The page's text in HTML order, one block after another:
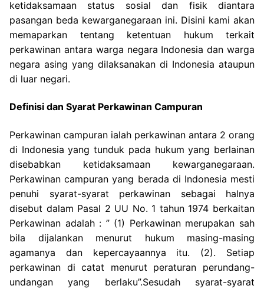
ketidaksamaan status sosial dan fisik diantara
pasangan beda kewarganegaraan ini. Disini kami akan
memaparkan tentang ketentuan hukum terkait
perkawinan antara warga negara Indonesia dan warga
negara asing yang dilaksanakan di Indonesia ataupun
di luar negari.
Definisi dan Syarat Perkawinan Campuran
Perkawinan campuran ialah perkawinan antara 2 orang
di Indonesia yang tunduk pada hukum yang berlainan
disebabkan ketidaksamaan kewarganegaraan.
Perkawinan campuran yang berada di Indonesia mesti
penuhi syarat-syarat perkawinan sebagai halnya
disebut dalam Pasal 2 UU No. 1 tahun 1974 berkaitan
Perkawinan adalah : ” (1) Perkawinan merupakan sah
bila dijalankan menurut hukum masing-masing
agamanya dan kepercayaannya itu. (2). Setiap
perkawinan di catat menurut peraturan perundang-
undangan yang berlaku”.Sesudah syarat-syarat